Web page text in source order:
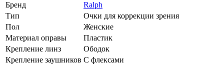
Бренд
Ralph
Тип
Очки для коррекции зрения
Пол
Женские
Материал оправы
Пластик
Крепление линз
Ободок
Крепление заушников С флексами